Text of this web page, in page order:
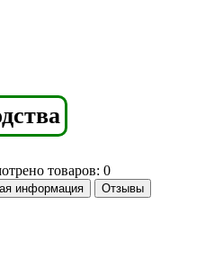
товаров: 0
информация
Отзывы